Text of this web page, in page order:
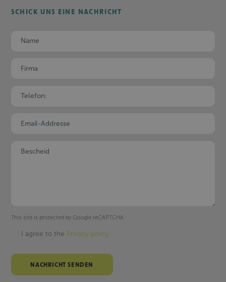
SCHICK UNS EINE NACHRICHT
This site is protected by Google reCAPTCHA
I agree to the Privacy policy
NACHRICHT SENDEN